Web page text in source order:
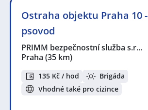
Ostraha objektu Praha 10 -
psovod
PRIMM bezpečnostní služba s.r…
Praha (35 km)
135 Kč / hod
Brigáda
Vhodné také pro cizince